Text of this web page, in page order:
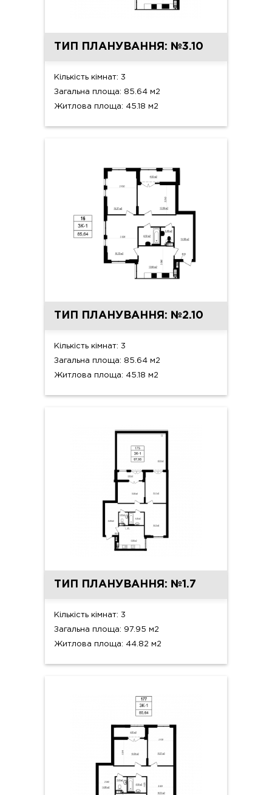
ТИП ПЛАНУВАННЯ: №3.10
Кількість кімнат: 3
Загальна площа: 85.64 м2
Житлова площа: 45.18 м2
ТИП ПЛАНУВАННЯ: №2.10
Кількість кімнат: 3
Загальна площа: 85.64 м2
Житлова площа: 45.18 м2
ТИП ПЛАНУВАННЯ: №1.7
Кількість кімнат: 3
Загальна площа: 97.95 м2
Житлова площа: 44.82 м2